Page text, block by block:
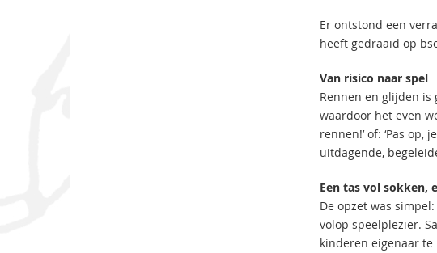
Er ontstond een
heeft gedraaid op
Van risico naar spel
Rennen en glijden is
waardoor het even
rennen!’ of: ‘Pas
uitdagende,
Een tas vol sokken,
De opzet was
volop speelplezier.
kinderen eigenaar